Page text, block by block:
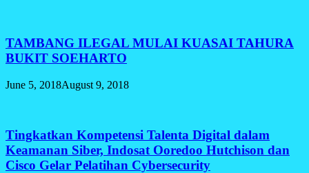
TAMBANG ILEGAL MULAI KUASAI TAHURA
BUKIT SOEHARTO
June 5, 2018August 9, 2018
Tingkatkan Kompetensi Talenta Digital dalam
Keamanan Siber, Indosat Ooredoo Hutchison dan
Cisco Gelar Pelatihan Cybersecurity